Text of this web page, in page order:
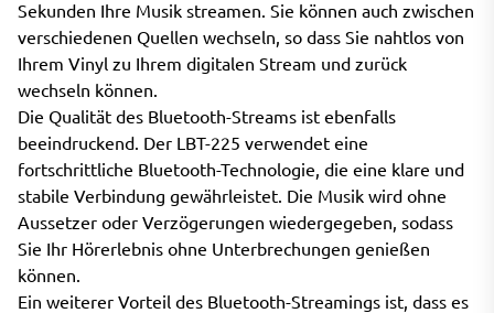
Sekunden Ihre Musik streamen. Sie können auch zwischen
verschiedenen Quellen wechseln, so dass Sie nahtlos von
Ihrem Vinyl zu Ihrem digitalen Stream und zurück
wechseln können.
Die Qualität des Bluetooth-Streams ist ebenfalls
beeindruckend. Der LBT-225 verwendet eine
fortschrittliche Bluetooth-Technologie, die eine klare und
stabile Verbindung gewährleistet. Die Musik wird ohne
Aussetzer oder Verzögerungen wiedergegeben, sodass
Sie Ihr Hörerlebnis ohne Unterbrechungen genießen
können.
Ein weiterer Vorteil des Bluetooth-Streamings ist, dass es